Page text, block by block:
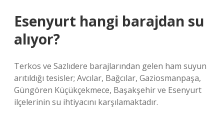
Esenyurt hangi barajdan su
alıyor?
Terkos ve Sazlıdere barajlarından gelen ham suyun
arıtıldığı tesisler; Avcılar, Bağcılar, Gaziosmanpaşa,
Güngören Küçükçekmece, Başakşehir ve Esenyurt
ilçelerinin su ihtiyacını karşılamaktadır.